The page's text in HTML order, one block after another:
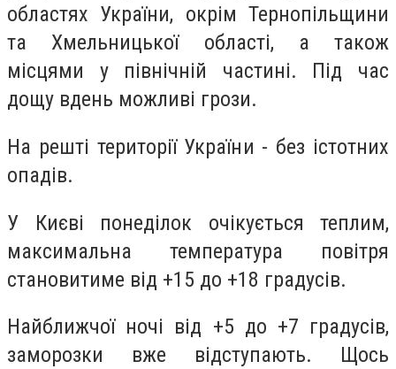
областях України, окрім Тернопільщини
та Хмельницької області, а також
місцями у північній частині. Під час
дощу вдень можливі грози.
На решті території України - без істотних
опадів.
У Києві понеділок очікується теплим,
максимальна температура повітря
становитиме від +15 до +18 градусів.
Найближчої ночі від +5 до +7 градусів,
заморозки вже відступають. Щось